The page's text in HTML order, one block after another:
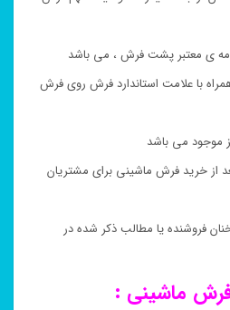
ی معتبر پشت فرش ، می باشد
با علامت استاندارد فرش روی فرش
موجود می باشد
از خرید فرش ماشینی برای مشتریان
فروشنده یا مطالب ذکر شده در
ماشینی :